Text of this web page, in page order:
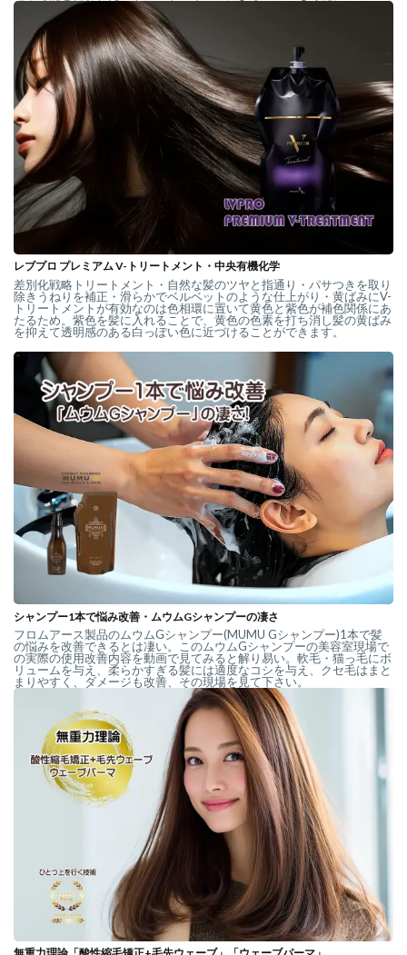
レブプロ プレミアム V-トリートメント・中央有機化学
差別化戦略トリートメント・自然な髪のツヤと指通り・パサつきを取り
除きうねりを補正・滑らかでベルベットのような仕上がり・黄ばみにV-
トリートメントが有効なのは色相環に置いて黄色と紫色が補色関係にあ
たるため。紫色を髪に入れることで、黄色の色素を打ち消し髪の黄ばみ
を抑えて透明感のある白っぽい色に近づけることができます。
シャンプー1本で悩み改善・ムウムGシャンプーの凄さ
フロムアース製品のムウムGシャンプー(MUMU Gシャンプー)1本で髪
の悩みを改善できるとは凄い。このムウムGシャンプーの美容室現場で
の実際の使用改善内容を動画で見てみると解り易い。軟毛・猫っ毛にボ
リュームを与え、柔らかすぎる髪には適度なコシを与え、クセ毛はまと
まりやすく、ダメージも改善、その現場を見て下さい。